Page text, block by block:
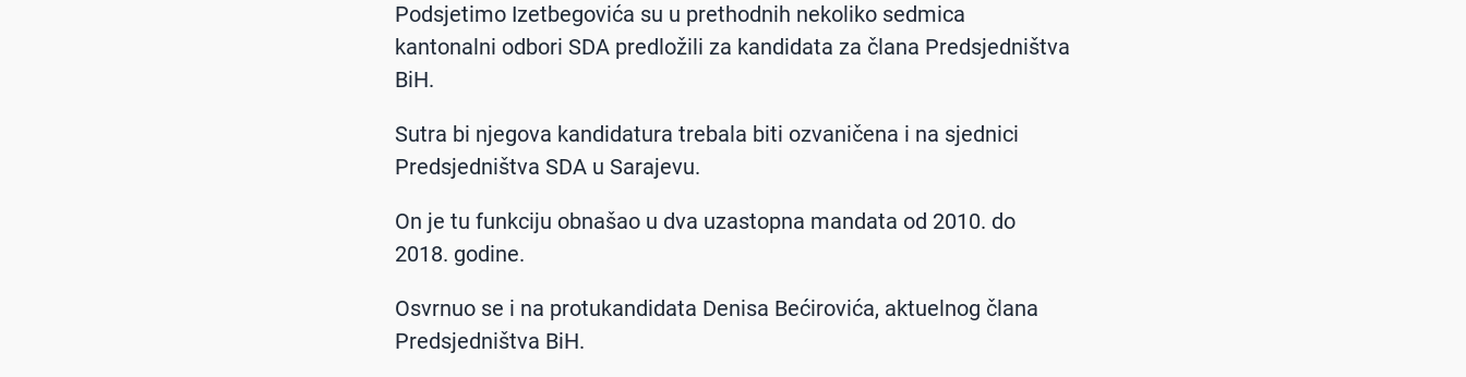
Podsjetimo Izetbegovića su u prethodnih nekoliko sedmica
kantonalni odbori SDA predložili za kandidata za člana Predsjedništva
BiH.
Sutra bi njegova kandidatura trebala biti ozvaničena i na sjednici
Predsjedništva SDA u Sarajevu.
On je tu funkciju obnašao u dva uzastopna mandata od 2010. do
2018. godine.
Osvrnuo se i na protukandidata Denisa Bećirovića, aktuelnog člana
Predsjedništva BiH.